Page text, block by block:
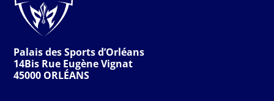
Palais des Sports d’Orléans
14Bis Rue Eugène Vignat
45000 ORLÉANS